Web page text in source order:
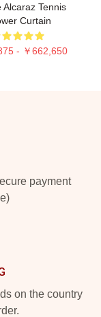
Alcaraz Tennis
Curtain
- ￥662,650
payment
on the country